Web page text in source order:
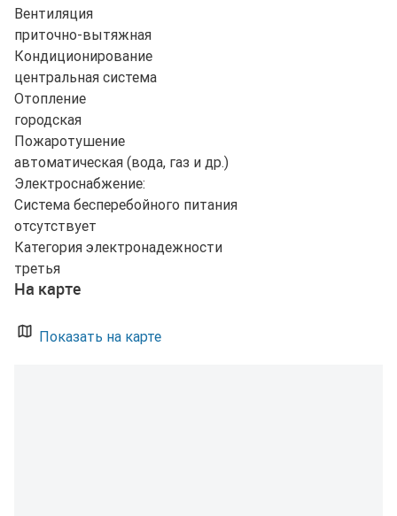
Вентиляция
приточно-вытяжная
Кондиционирование
центральная система
Отопление
городская
Пожаротушение
автоматическая (вода, газ и др.)
Электроснабжение:
Система бесперебойного питания
отсутствует
Категория электронадежности
третья
На карте
Показать на карте